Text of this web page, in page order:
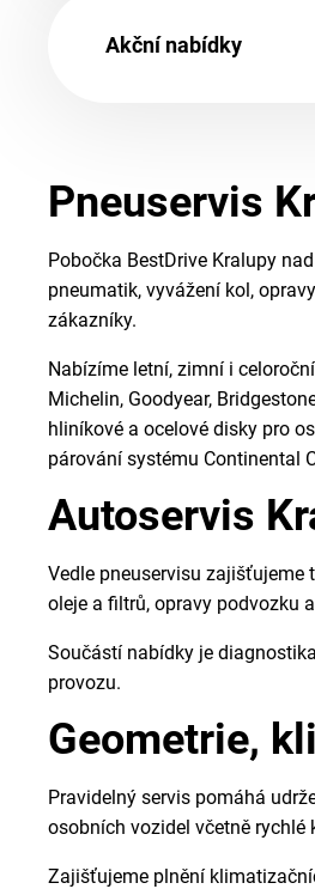
Akční nabídky
Pneuservis
Pobočka BestDrive Kralupy
pneumatik, vyvážení kol,
zákazníky.
Nabízíme letní, zimní i
Michelin, Goodyear,
hliníkové a ocelové disky pro
párování systému Continental
Autoservis
Vedle pneuservisu zajišťujeme
oleje a filtrů, opravy podvozku
Součástí nabídky je
provozu.
Geometrie,
Pravidelný servis pomáhá
osobních vozidel včetně
Zajišťujeme plnění